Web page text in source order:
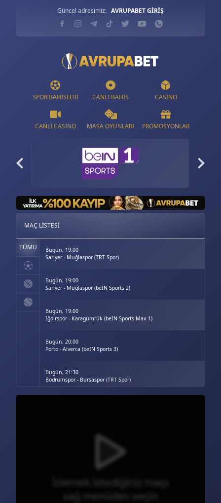
Güncel adresimiz: AVRUPABET GİRİŞ
SPOR BAHISLERI CANLI BAHIS CASINO
CANLI CASINO MASA OYUNLARI PROMOSYONLAR
MAÇ LISTESI
TÜMÜ
Bugün, 19:00
Sarıyer - Muğlaspor (TRT Spor)
Bugün, 19:00
Sarıyer - Muğlaspor (beIN Sports 2)
Bugün, 19:00
Iğdırspor - Karagümrük (beIN Sports Max 1)
Bugün, 20:00
Porto - Alverca (beIN Sports 3)
Bugün, 21:30
Bodrumspor - Bursaspor (TRT Spor)
Vanspor - Kayserispor (beIN Sports Max 1)